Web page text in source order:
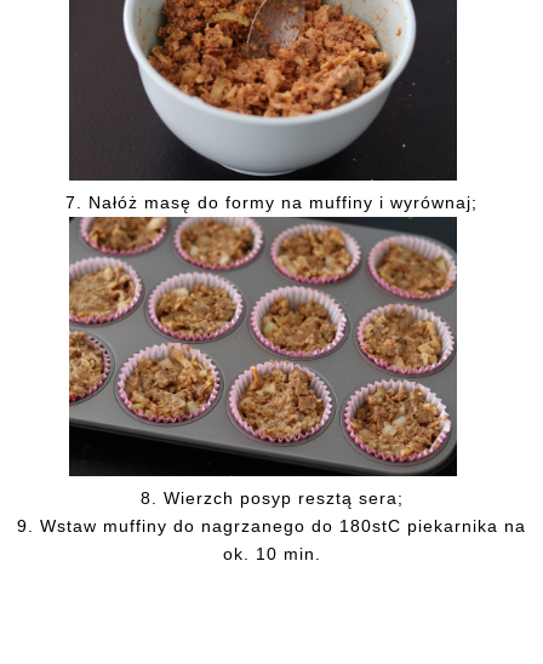
7. Nałóż masę do formy na muffiny i wyrównaj;
8. Wierzch posyp resztą sera;
9. Wstaw muffiny do nagrzanego do 180stC piekarnika na
ok. 10 min.